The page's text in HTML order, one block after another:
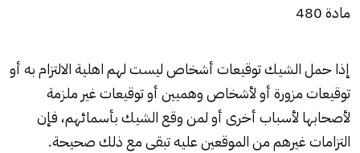
مادة 480
إذا حمل الشيك توقيعات أشخاص ليست لهم اهلية الالتزام به أو
توقيعات مزورة أو لأشخاص وهميين أو توقيعات غير ملزمة
لأصحابها لأسباب أخرى أو لمن وقع الشيك بأسمائهم، فإن
التزامات غيرهم من الموقعين عليه تبقى مع ذلك صحيحة.